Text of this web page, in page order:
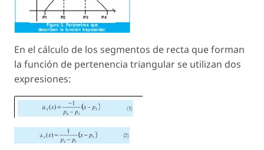
En el cálculo de los segmentos de recta que forman
la función de pertenencia triangular se utilizan dos
expresiones: